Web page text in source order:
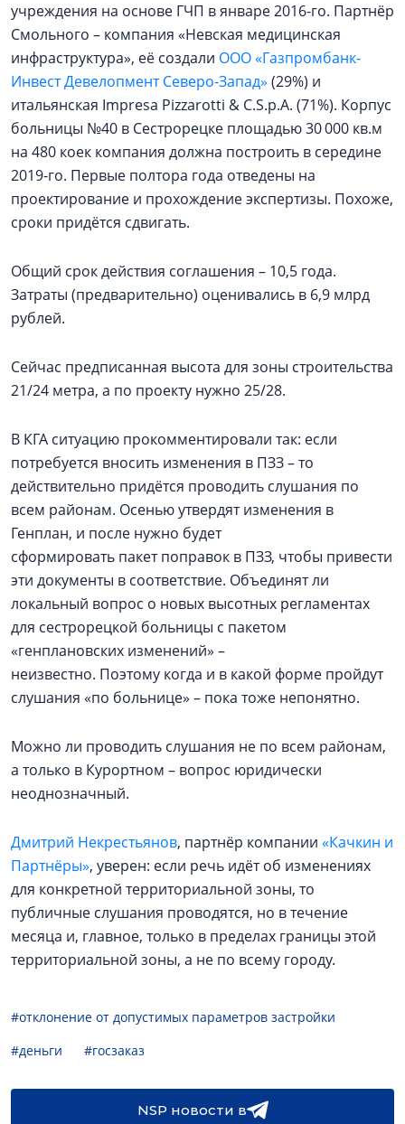
учреждения на основе ГЧП в январе 2016-го. Партнёр
Смольного – компания «Невская медицинская
инфраструктура», её создали ООО «Газпромбанк-
Инвест Девелопмент Северо-Запад» (29%) и
итальянская Impresa Pizzarotti & C.S.p.A. (71%). Корпус
больницы №40 в Сестрорецке площадью 30 000 кв.м
на 480 коек компания должна построить в середине
2019-го. Первые полтора года отведены на
проектирование и прохождение экспертизы. Похоже,
сроки придётся сдвигать.
Общий срок действия соглашения – 10,5 года.
Затраты (предварительно) оценивались в 6,9 млрд
рублей.
Сейчас предписанная высота для зоны строительства
21/24 метра, а по проекту нужно 25/28.
В КГА ситуацию прокомментировали так: если
потребуется вносить изменения в ПЗЗ – то
действительно придётся проводить слушания по
всем районам. Осенью утвердят изменения в
Генплан, и после нужно будет
сформировать пакет поправок в ПЗЗ, чтобы привести
эти документы в соответствие. Объединят ли
локальный вопрос о новых высотных регламентах
для сестрорецкой больницы с пакетом
«генплановских изменений» –
неизвестно. Поэтому когда и в какой форме пройдут
слушания «по больнице» – пока тоже непонятно.
Можно ли проводить слушания не по всем районам,
а только в Курортном – вопрос юридически
неоднозначный.
Дмитрий Некрестьянов, партнёр компании «Качкин и
Партнёры», уверен: если речь идёт об изменениях
для конкретной территориальной зоны, то
публичные слушания проводятся, но в течение
месяца и, главное, только в пределах границы этой
территориальной зоны, а не по всему городу.
#отклонение от допустимых параметров застройки
#деньги
#госзаказ
NSP новости в